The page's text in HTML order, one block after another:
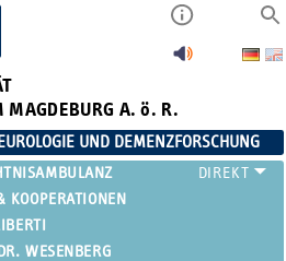
MAGDEBURG A. ö. R.
UND DEMENZFORSCHUNG
KOOPERATIONEN
WESENBERG